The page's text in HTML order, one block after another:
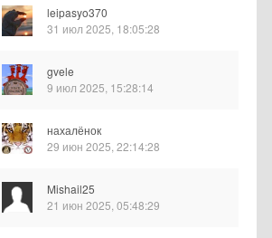
leipasyo370
31 июл 2025, 18:05:28
gvele
9 июл 2025, 15:28:14
нахалёнок
29 июн 2025, 22:14:28
Mishail25
21 июн 2025, 05:48:29